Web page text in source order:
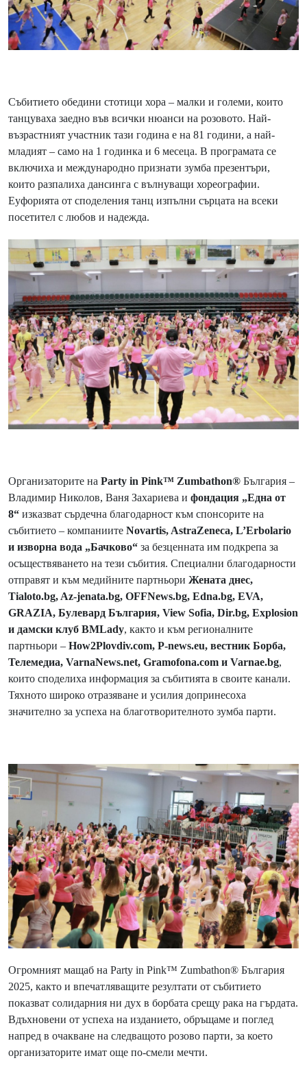
Събитието обедини стотици хора – малки и големи, които
танцуваха заедно във всички нюанси на розовото. Най-
възрастният участник тази година е на 81 години, а най-
младият – само на 1 годинка и 6 месеца. В програмата се
включиха и международно признати зумба презентъри,
които разпалиха дансинга с вълнуващи хореографии.
Еуфорията от споделения танц изпълни сърцата на всеки
посетител с любов и надежда.
Организаторите на Party in Pink™ Zumbathon® България –
Владимир Николов, Ваня Захариева и фондация „Една от
8“ изказват сърдечна благодарност към спонсорите на
събитието – компаниите Novartis, AstraZeneca, L’Erbolario
и изворна вода „Бачково“ за безценната им подкрепа за
осъществяването на тези събития. Специални благодарности
отправят и към медийните партньори Жената днес,
Tialoto.bg, Az-jenata.bg, OFFNews.bg, Edna.bg, EVA,
GRAZIA, Булевард България, View Sofia, Dir.bg, Explosion
и дамски клуб BMLady, както и към регионалните
партньори – How2Plovdiv.com, P-news.eu, вестник Борба,
Телемедиа, VarnaNews.net, Gramofona.com и Varnae.bg,
които споделиха информация за събитията в своите канали.
Тяхното широко отразяване и усилия допринесоха
значително за успеха на благотворителното зумба парти.
Огромният мащаб на Party in Pink™ Zumbathon® България
2025, както и впечатляващите резултати от събитието
показват солидарния ни дух в борбата срещу рака на гърдата.
Вдъхновени от успеха на изданието, обръщаме и поглед
напред в очакване на следващото розово парти, за което
организаторите имат още по-смели мечти.